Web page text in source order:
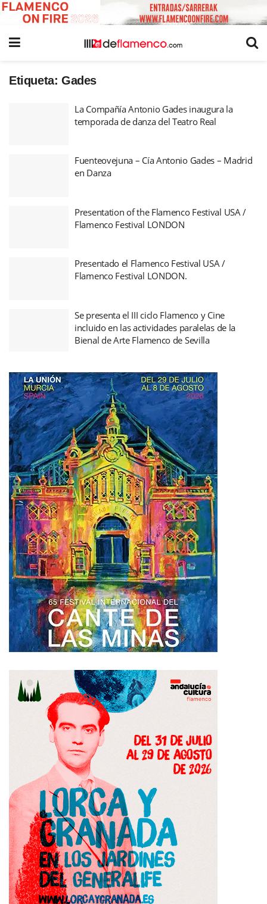
Etiqueta: Gades
La Compañía Antonio Gades inaugura la
temporada de danza del Teatro Real
Fuenteovejuna – Cía Antonio Gades – Madrid
en Danza
Presentation of the Flamenco Festival USA /
Flamenco Festival LONDON
Presentado el Flamenco Festival USA /
Flamenco Festival LONDON.
Se presenta el III ciclo Flamenco y Cine
incluido en las actividades paralelas de la
Bienal de Arte Flamenco de Sevilla